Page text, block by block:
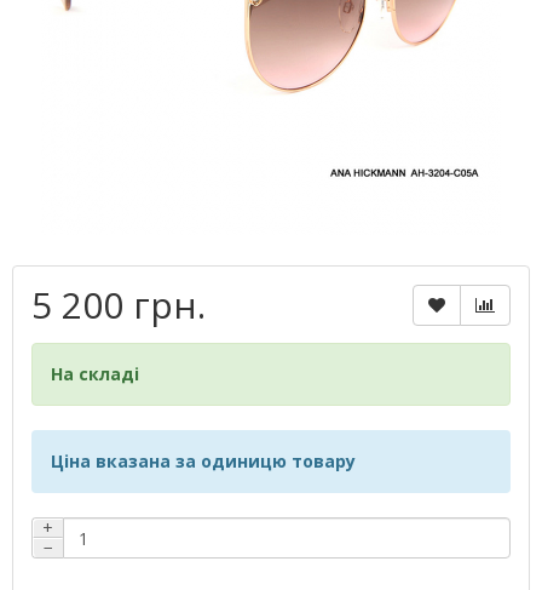
5 200 грн.
На складі
Ціна вказана за одиницю товару
+
−